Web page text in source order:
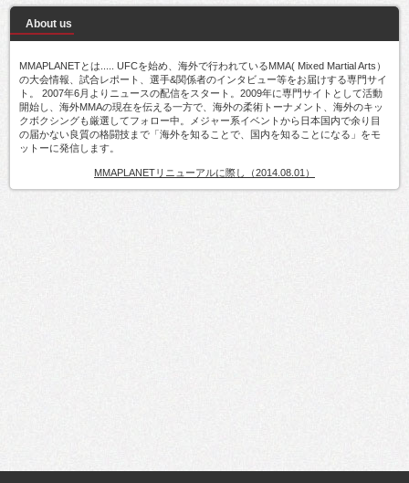
About us
MMAPLANETとは..... UFCを始め、海外で行われているMMA( Mixed Martial Arts）
の大会情報、試合レポート、選手&関係者のインタビュー等をお届けする専門サイ
ト。 2007年6月よりニュースの配信をスタート。2009年に専門サイトとして活動
開始し、海外MMAの現在を伝える一方で、海外の柔術トーナメント、海外のキッ
クボクシングも厳選してフォロー中。メジャー系イベントから日本国内で余り目
の届かない良質の格闘技まで「海外を知ることで、国内を知ることになる」をモ
ットーに発信します。
MMAPLANETリニューアルに際し（2014.08.01）